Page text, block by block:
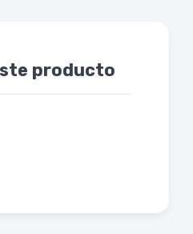
producto